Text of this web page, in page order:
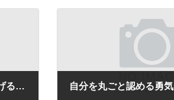
わがままが生む創造性、AIが広げる個性【ラジオ番組のご案内】